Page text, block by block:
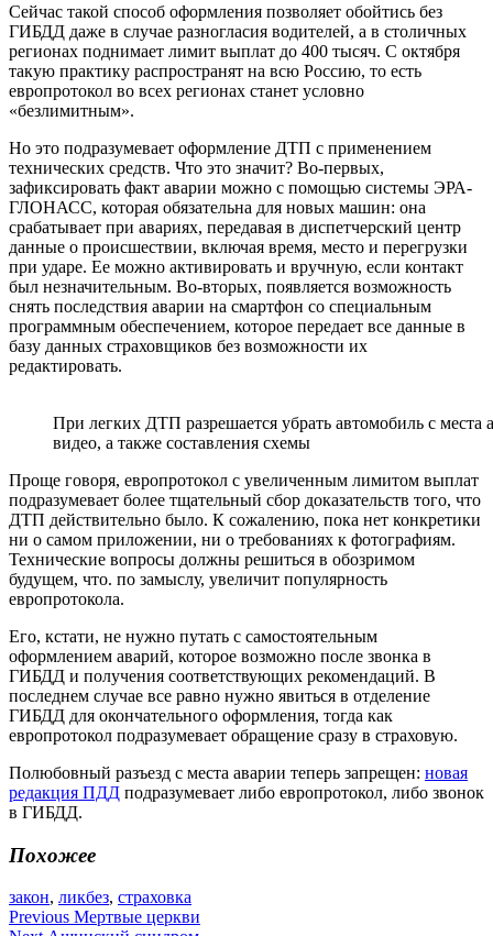
Сейчас такой способ оформления позволяет обойтись без
ГИБДД даже в случае разногласия водителей, а в столичных
регионах поднимает лимит выплат до 400 тысяч. С октября
такую практику распространят на всю Россию, то есть
европротокол во всех регионах станет условно
«безлимитным».
Но это подразумевает оформление ДТП с применением
технических средств. Что это значит? Во-первых,
зафиксировать факт аварии можно с помощью системы ЭРА-
ГЛОНАСС, которая обязательна для новых машин: она
срабатывает при авариях, передавая в диспетчерский центр
данные о происшествии, включая время, место и перегрузки
при ударе. Ее можно активировать и вручную, если контакт
был незначительным. Во-вторых, появляется возможность
снять последствия аварии на смартфон со специальным
программным обеспечением, которое передает все данные в
базу данных страховщиков без возможности их
редактировать.
При легких ДТП разрешается убрать автомобиль с
видео, а также составления схемы
Проще говоря, европротокол с увеличенным лимитом выплат
подразумевает более тщательный сбор доказательств того, что
ДТП действительно было. К сожалению, пока нет конкретики
ни о самом приложении, ни о требованиях к фотографиям.
Технические вопросы должны решиться в обозримом
будущем, что. по замыслу, увеличит популярность
европротокола.
Его, кстати, не нужно путать с самостоятельным
оформлением аварий, которое возможно после звонка в
ГИБДД и получения соответствующих рекомендаций. В
последнем случае все равно нужно явиться в отделение
ГИБДД для окончательного оформления, тогда как
европротокол подразумевает обращение сразу в страховую.
Полюбовный разъезд с места аварии теперь запрещен: новая
редакция ПДД подразумевает либо европротокол, либо звонок
в ГИБДД.
Похожее
закон, ликбез, страховка
Навигация
Previous Мертвые церкви